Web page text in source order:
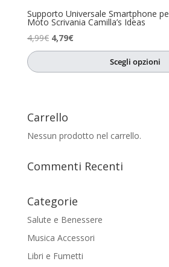
Supporto Universale Smartphone
Moto Scrivania Camilla’s Ideas
4,99€ Il
prezzo
4,79€Il
prezzo
Scegli opzioni
Carrello
Nessun prodotto nel carrello.
Commenti Recenti
Categorie
Salute e Benessere
Musica Accessori
Libri e Fumetti